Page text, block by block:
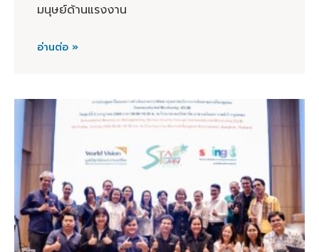
มนุษย์ด้านแรงงาน
อ่านต่อ »